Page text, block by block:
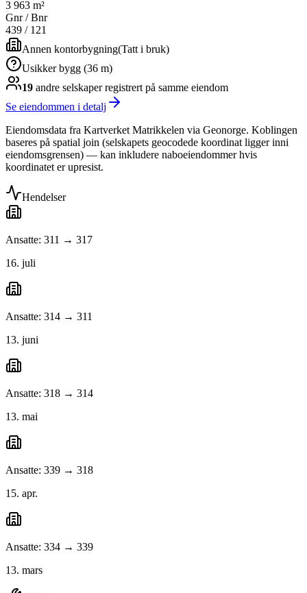
3 963 m²
Gnr / Bnr
439 / 121
Annen kontorbygning(Tatt i bruk)
Usikker bygg (36 m)
19 andre selskaperregistrert på samme eiendom
Se eiendommen i detalj
Eiendomsdata fra Kartverket Matrikkelen via Geonorge. Koblingen
baseres på spatial join (selskapets geocodede koordinat ligger inni
eiendomsgrensen) — kan inkludere naboeiendommer hvis
koordinatet er upresist.
Hendelser
Ansatte: 311 → 317
16. juli
Ansatte: 314 → 311
13. juni
Ansatte: 318 → 314
13. mai
Ansatte: 339 → 318
15. apr.
Ansatte: 334 → 339
13. mars